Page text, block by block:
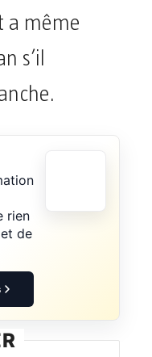
a même
s’il
rien
de